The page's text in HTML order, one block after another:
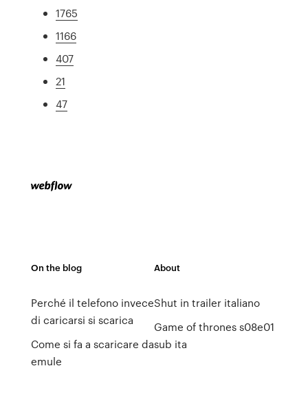
1765
1166
407
21
47
On the blog
Perché il telefono invece
di caricarsi si scarica
Come si fa a scaricare da
emule
About
Shut in trailer italiano
Game of thrones s08e01
sub ita